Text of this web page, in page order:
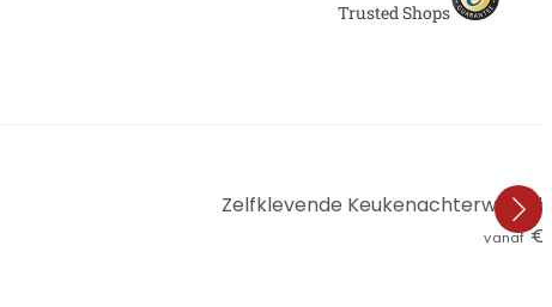
Trusted Shops
Zelfklevende Keukenachterwand
vanaf €